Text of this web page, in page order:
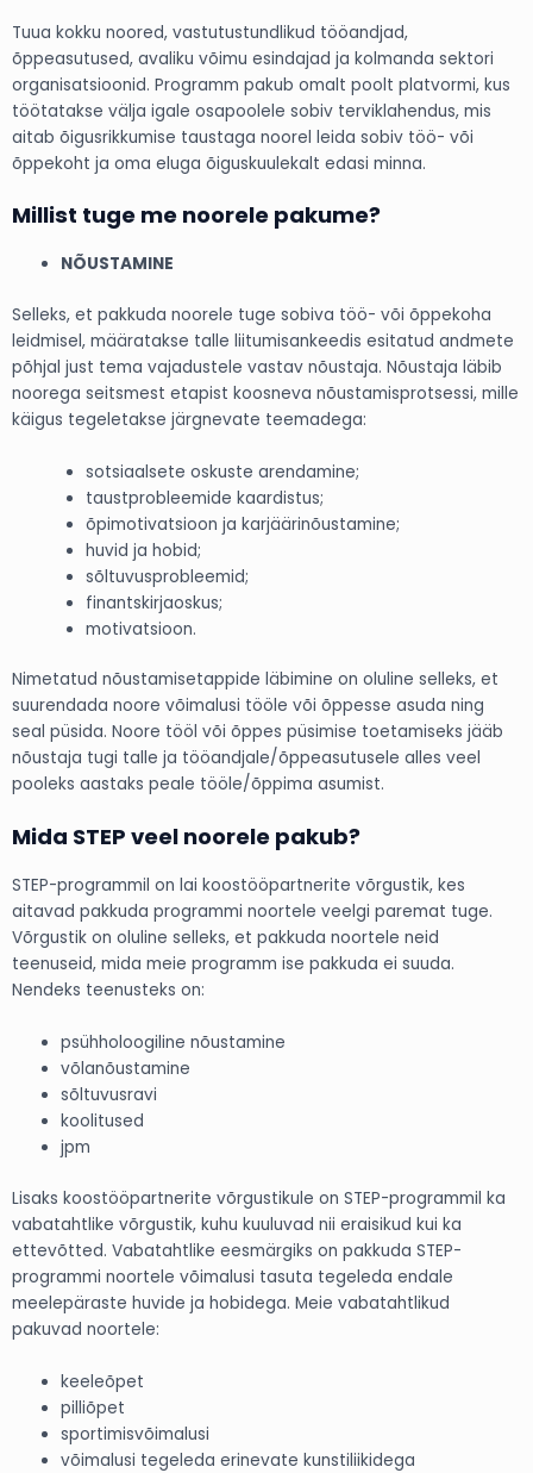
Tuua kokku noored, vastutustundlikud tööandjad,
õppeasutused, avaliku võimu esindajad ja kolmanda sektori
organisatsioonid. Programm pakub omalt poolt platvormi, kus
töötatakse välja igale osapoolele sobiv terviklahendus, mis
aitab õigusrikkumise taustaga noorel leida sobiv töö- või
õppekoht ja oma eluga õiguskuulekalt edasi minna.
Millist tuge me noorele pakume?
NÕUSTAMINE
Selleks, et pakkuda noorele tuge sobiva töö- või õppekoha
leidmisel, määratakse talle liitumisankeedis esitatud andmete
põhjal just tema vajadustele vastav nõustaja. Nõustaja läbib
noorega seitsmest etapist koosneva nõustamisprotsessi, mille
käigus tegeletakse järgnevate teemadega:
sotsiaalsete oskuste arendamine;
taustprobleemide kaardistus;
õpimotivatsioon ja karjäärinõustamine;
huvid ja hobid;
sõltuvusprobleemid;
finantskirjaoskus;
motivatsioon.
Nimetatud nõustamisetappide läbimine on oluline selleks, et
suurendada noore võimalusi tööle või õppesse asuda ning
seal püsida. Noore tööl või õppes püsimise toetamiseks jääb
nõustaja tugi talle ja tööandjale/õppeasutusele alles veel
pooleks aastaks peale tööle/õppima asumist.
Mida STEP veel noorele pakub?
STEP-programmil on lai koostööpartnerite võrgustik, kes
aitavad pakkuda programmi noortele veelgi paremat tuge.
Võrgustik on oluline selleks, et pakkuda noortele neid
teenuseid, mida meie programm ise pakkuda ei suuda.
Nendeks teenusteks on:
psühholoogiline nõustamine
võlanõustamine
sõltuvusravi
koolitused
jpm
Lisaks koostööpartnerite võrgustikule on STEP-programmil ka
vabatahtlike võrgustik, kuhu kuuluvad nii eraisikud kui ka
ettevõtted. Vabatahtlike eesmärgiks on pakkuda STEP-
programmi noortele võimalusi tasuta tegeleda endale
meelepäraste huvide ja hobidega. Meie vabatahtlikud
pakuvad noortele:
keeleõpet
pilliõpet
sportimisvõimalusi
võimalusi tegeleda erinevate kunstiliikidega